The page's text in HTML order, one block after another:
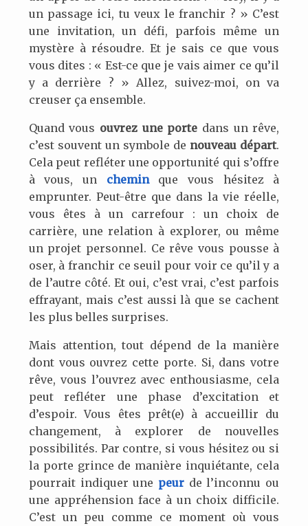
un passage ici, tu veux le franchir ? » C’est
une invitation, un défi, parfois même un
mystère à résoudre. Et je sais ce que vous
vous dites : « Est-ce que je vais aimer ce qu’il
y a derrière ? » Allez, suivez-moi, on va
creuser ça ensemble.
Quand vous ouvrez une porte dans un rêve,
c’est souvent un symbole de nouveau départ.
Cela peut refléter une opportunité qui s’offre
à vous, un cheminque vous hésitez à
emprunter. Peut-être que dans la vie réelle,
vous êtes à un carrefour : un choix de
carrière, une relation à explorer, ou même
un projet personnel. Ce rêve vous pousse à
oser, à franchir ce seuil pour voir ce qu’il y a
de l’autre côté. Et oui, c’est vrai, c’est parfois
effrayant, mais c’est aussi là que se cachent
les plus belles surprises.
Mais attention, tout dépend de la manière
dont vous ouvrez cette porte. Si, dans votre
rêve, vous l’ouvrez avec enthousiasme, cela
peut refléter une phase d’excitation et
d’espoir. Vous êtes prêt(e) à accueillir du
changement, à explorer de nouvelles
possibilités. Par contre, si vous hésitez ou si
la porte grince de manière inquiétante, cela
pourrait indiquer une peur de l’inconnu ou
une appréhension face à un choix difficile.
C’est un peu comme ce moment où vous